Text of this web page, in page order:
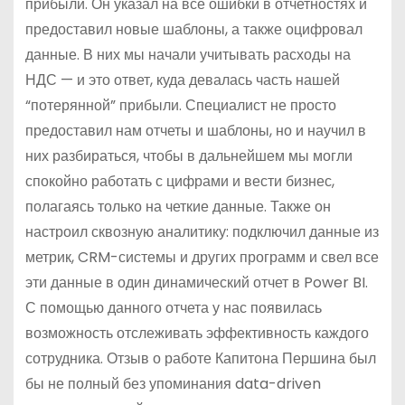
прибыли. Он указал на все ошибки в отчетностях и
предоставил новые шаблоны, а также оцифровал
данные. В них мы начали учитывать расходы на
НДС — и это ответ, куда девалась часть нашей
“потерянной” прибыли. Специалист не просто
предоставил нам отчеты и шаблоны, но и научил в
них разбираться, чтобы в дальнейшем мы могли
спокойно работать с цифрами и вести бизнес,
полагаясь только на четкие данные. Также он
настроил сквозную аналитику: подключил данные из
метрик, CRM-системы и других программ и свел все
эти данные в один динамический отчет в Power BI.
С помощью данного отчета у нас появилась
возможность отслеживать эффективность каждого
сотрудника. Отзыв о работе Капитона Першина был
бы не полный без упоминания data-driven